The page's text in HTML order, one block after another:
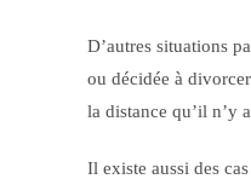
D’autres situations
ou décidée à
la distance qu’il n’y
Il existe aussi des